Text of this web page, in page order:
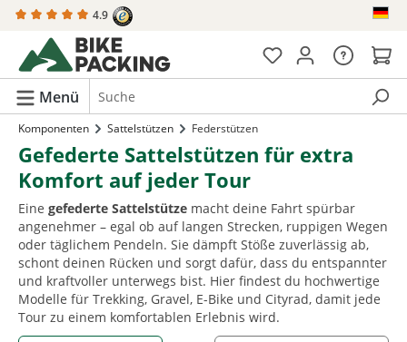
springen 4.9
Menü
Komponenten Sattelstützen Federstützen
Gefederte Sattelstützen für extra
Komfort auf jeder Tour
Eine gefederte Sattelstütze macht deine Fahrt spürbar
angenehmer – egal ob auf langen Strecken, ruppigen Wegen
oder täglichem Pendeln. Sie dämpft Stöße zuverlässig ab,
schont deinen Rücken und sorgt dafür, dass du entspannter
und kraftvoller unterwegs bist. Hier findest du hochwertige
Modelle für Trekking, Gravel, E-Bike und Cityrad, damit jede
Tour zu einem komfortablen Erlebnis wird.